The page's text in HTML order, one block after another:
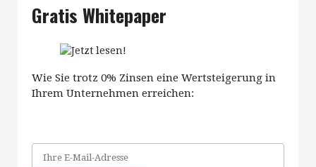
Gratis Whitepaper
Wie Sie trotz 0% Zinsen eine Wertsteigerung in
Ihrem Unternehmen erreichen: